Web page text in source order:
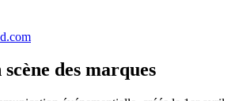
des marques